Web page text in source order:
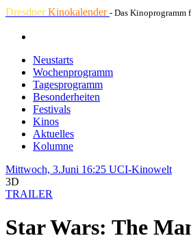
DresdnerKinokalender - Das Kinoprogramm
Neustarts
Wochenprogramm
Tagesprogramm
Besonderheiten
Festivals
Kinos
Aktuelles
Kolumne
Mittwoch, 3.Juni 16:25 UCI-Kinowelt
3D
TRAILER
Star Wars: The